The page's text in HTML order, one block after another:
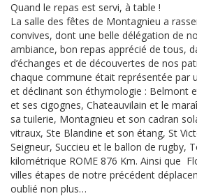
Quand le repas est servi, à table !
La salle des fêtes de Montagnieu a
convives, dont une belle délégation de
ambiance, bon repas apprécié de tous,
d’échanges et de découvertes de nos
chaque commune était représentée par
et déclinant son éthymologie : Belmont
et ses cigognes, Chateauvilain et le
sa tuilerie, Montagnieu et son cadran
vitraux, Ste Blandine et son étang, St
Seigneur, Succieu et le ballon de rugby,
kilométrique ROME 876 Km. Ainsi que
villes étapes de notre précédent
oublié non plus…